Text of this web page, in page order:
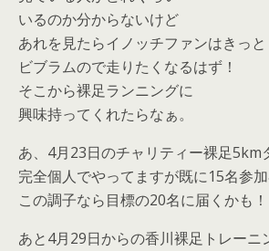
いるのか分からないけど
あれを見たらイノッチファンはきっと
ビブラムので走りたくなるはず！
そこから裸足ランニングに
興味持ってくれたらなぁ。
あ、4月23日のチャリティー裸足5km
完全個人でやってますが既に15名参加
この調子なら目標の20名に届くかも！
あと4月29日からの香川裸足トレーニ